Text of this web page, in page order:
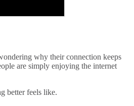
why their connection keeps
are simply enjoying the internet
better feels like.